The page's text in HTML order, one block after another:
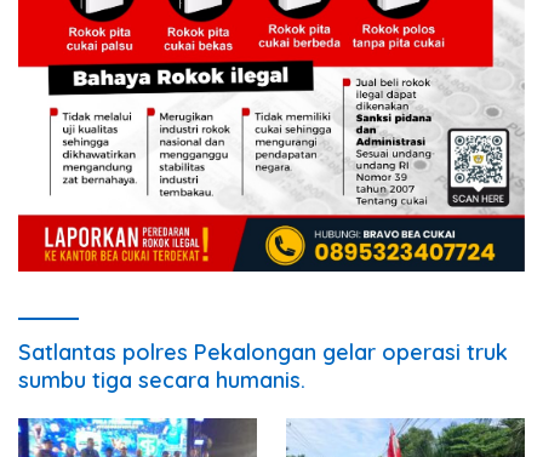
Satlantas polres Pekalongan gelar operasi truk
sumbu tiga secara humanis.